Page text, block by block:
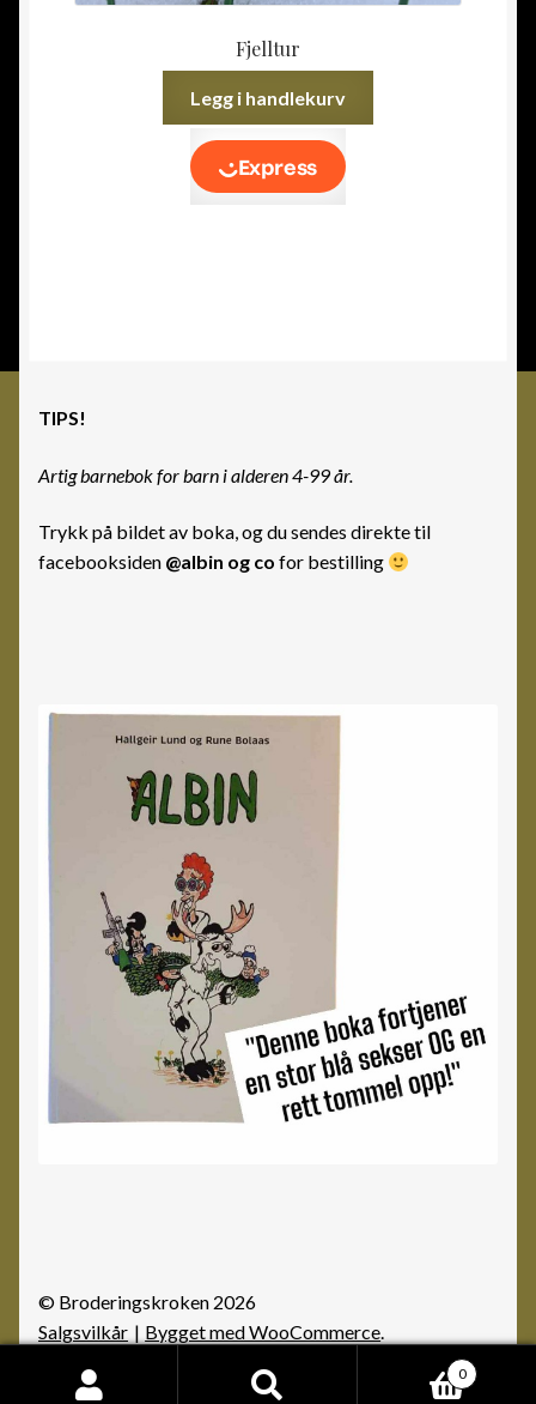
Fjelltur
Legg i handlekurv
TIPS!
Artig barnebok for barn i alderen 4-99 år.
Trykk på bildet av boka, og du sendes direkte til
facebooksiden @albin og co for bestilling
© Broderingskroken 2026
Salgsvilkår
Bygget med WooCommerce
0